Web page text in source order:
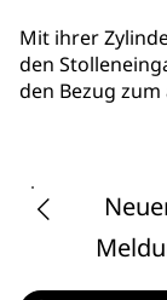
Mit ihrer
den
den Bezug